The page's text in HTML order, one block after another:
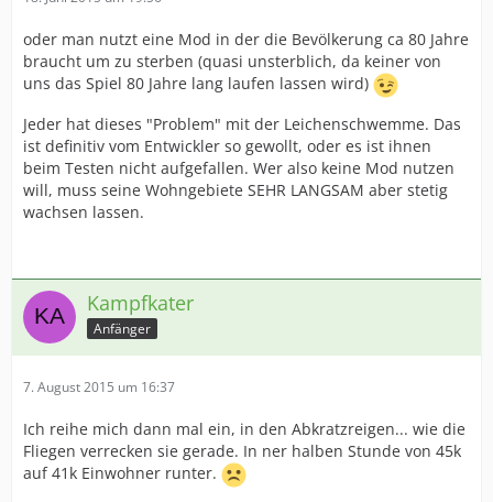
oder man nutzt eine Mod in der die Bevölkerung ca 80 Jahre
braucht um zu sterben (quasi unsterblich, da keiner von
uns das Spiel 80 Jahre lang laufen lassen wird)
Jeder hat dieses "Problem" mit der Leichenschwemme. Das
ist definitiv vom Entwickler so gewollt, oder es ist ihnen
beim Testen nicht aufgefallen. Wer also keine Mod nutzen
will, muss seine Wohngebiete SEHR LANGSAM aber stetig
wachsen lassen.
Kampfkater
Anfänger
7. August 2015 um 16:37
Ich reihe mich dann mal ein, in den Abkratzreigen... wie die
Fliegen verrecken sie gerade. In ner halben Stunde von 45k
auf 41k Einwohner runter.